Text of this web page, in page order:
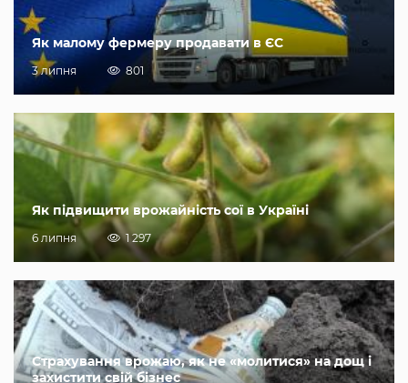
Як малому фермеру продавати в ЄС
3 липня 801
Як підвищити врожайність сої в Україні
6 липня 1 297
Страхування врожаю, як не «молитися» на дощ і
захистити свій бізнес